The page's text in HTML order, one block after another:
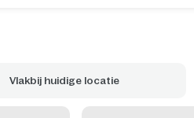
Vlakbij huidige locatie